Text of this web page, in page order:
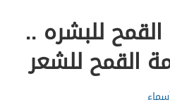
للبشره ..
القمح للشعر